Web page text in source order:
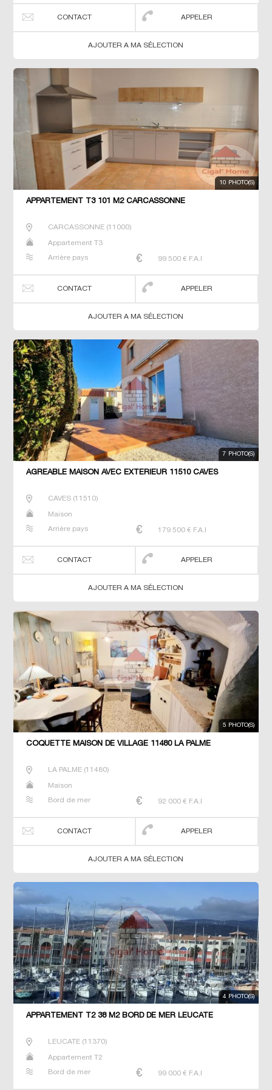
CONTACT APPELER
AJOUTER A MA SÉLECTION
10 PHOTO(S)
APPARTEMENT T3 101 M2 CARCASSONNE
CARCASSONNE(11000)
Appartement T3
Arrière pays 99 500 € F.A.I
CONTACT APPELER
AJOUTER A MA SÉLECTION
7 PHOTO(S)
AGRÉABLE MAISON AVEC EXTÉRIEUR 11510 CAVES
CAVES(11510)
Maison
Arrière pays 179 500 € F.A.I
CONTACT APPELER
AJOUTER A MA SÉLECTION
5 PHOTO(S)
COQUETTE MAISON DE VILLAGE 11480 LA PALME
LA PALME(11480)
Maison
Bord de mer 92 000 € F.A.I
CONTACT APPELER
AJOUTER A MA SÉLECTION
4 PHOTO(S)
APPARTEMENT T2 38 M2 BORD DE MER LEUCATE
LEUCATE(11370)
Appartement T2
Bord de mer 99 000 € F.A.I